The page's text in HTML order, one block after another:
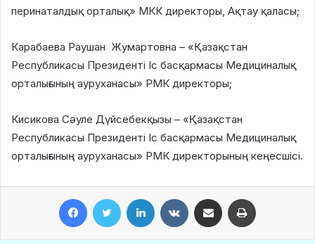
перинаталдық орталық» МКК директоры, Ақтау қаласы;
Карабаева Раушан Жумартовна – «Қазақстан
Республикасы Президенті Іс басқармасы Медициналық
орталығының ауруханасы» РМК директоры;
Кисикова Сәуле Дүйсебекқызы – «Қазақстан
Республикасы Президенті Іс басқармасы Медициналық
орталығының ауруханасы» РМК директорының кеңесшісі.